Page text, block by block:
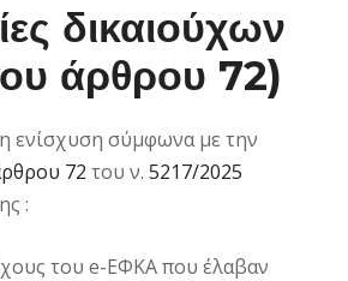
δικαιούχων
άρθρου 72)
η ενίσχυση σύμφωνα με την
72 του ν. 5217/2025
:
του e-ΕΦΚΑ που έλαβαν